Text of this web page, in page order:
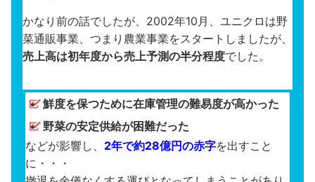
かなり前の話でしたが、2002年10月、ユニクロは野
菜通販事業、つまり農業事業をスタートしましたが、
売上高は初年度から売上予測の半分程度でした。
鮮度を保つために在庫管理の難易度が高かった
野菜の安定供給が困難だった
などが影響し、 2年で約28億円の赤字を出すこと
に・・・